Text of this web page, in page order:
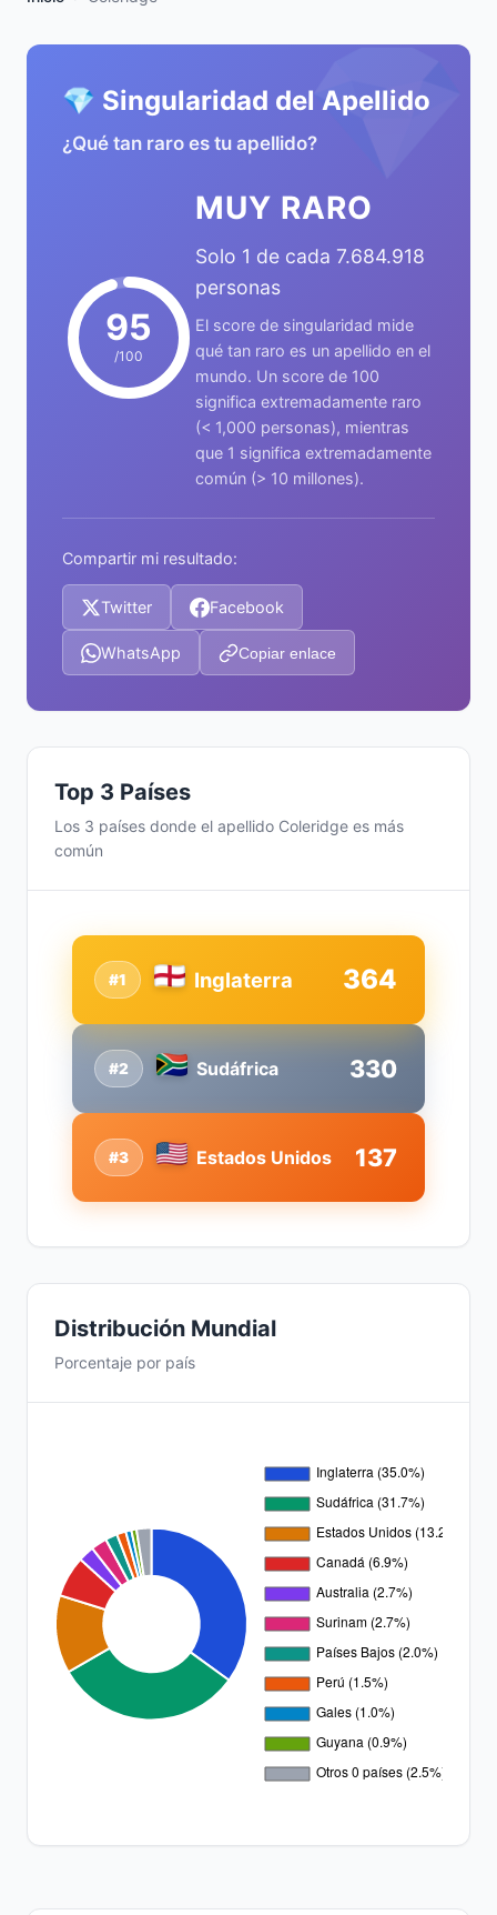
💎
💎 Singularidad del Apellido
¿Qué tan raro es tu apellido?
95
/100
MUY RARO
Solo 1 de cada 7.684.918
personas
El score de singularidad mide
qué tan raro es un apellido en el
mundo. Un score de 100
significa extremadamente raro
(< 1,000 personas), mientras
que 1 significa extremadamente
común (> 10 millones).
Compartir mi resultado:
Twitter Facebook
WhatsApp Copiar enlace
Top 3 Países
Los 3 países donde el apellido Coleridge es más
común
#2 Sudáfrica 330
#1 Inglaterra 364
#3 Estados Unidos 137
Distribución Mundial
Porcentaje por país